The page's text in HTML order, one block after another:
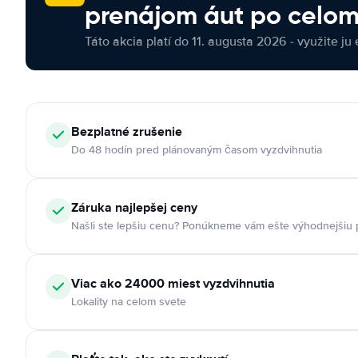
prenájom áut po
Táto akcia platí do 11. augusta 2026 - využite ju
Bezplatné zrušenie
Do 48 hodín pred plánovaným časom vyzdvihnutia
Záruka najlepšej ceny
Našli ste lepšiu cenu? Ponúkneme vám ešte výhodnejšiu
Viac ako 24000 miest vyzdvihnutia
Lokality na celom svete